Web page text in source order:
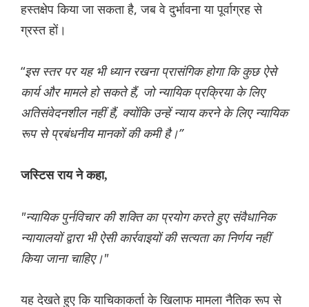
हस्तक्षेप किया जा सकता है, जब वे दुर्भावना या पूर्वाग्रह से
ग्रस्त हों।
“इस स्तर पर यह भी ध्यान रखना प्रासंगिक होगा कि कुछ ऐसे
कार्य और मामले हो सकते हैं, जो न्यायिक प्रक्रिया के लिए
अतिसंवेदनशील नहीं हैं, क्योंकि उन्हें न्याय करने के लिए न्यायिक
रूप से प्रबंधनीय मानकों की कमी है।”
जस्टिस राय ने कहा,
"न्यायिक पुर्नविचार की शक्ति का प्रयोग करते हुए संवैधानिक
न्यायालयों द्वारा भी ऐसी कार्रवाइयों की सत्यता का निर्णय नहीं
किया जाना चाहिए।"
यह देखते हुए कि याचिकाकर्ता के खिलाफ मामला नैतिक रूप से